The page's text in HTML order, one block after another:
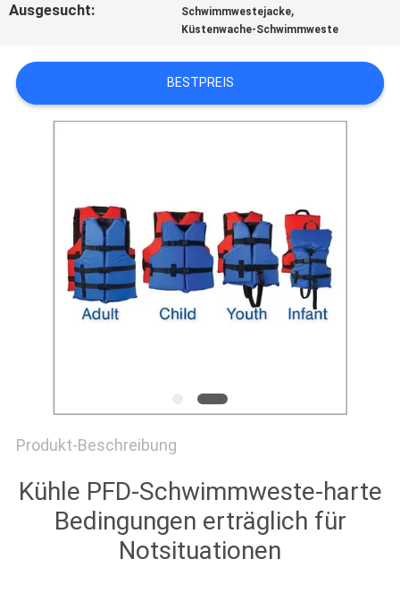
EIN
SITEMAP
Ausgesucht:
Schwimmwestejacke,
Küstenwache-Schwimmweste
BESTPREIS
Produkt-Beschreibung
Kühle PFD-Schwimmweste-harte
Bedingungen erträglich für
Notsituationen